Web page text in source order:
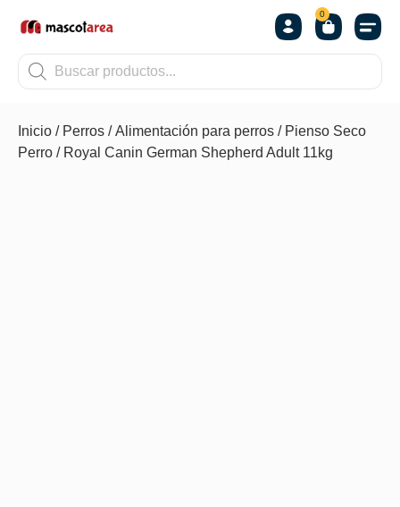
0
Inicio / Perros /Alimentación para perros / Pienso Seco
Perro / Royal Canin German Shepherd Adult 11kg